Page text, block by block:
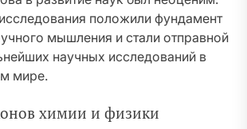
положили фундамент
мышления и стали отправной
научных исследований в
мире.
химии и физики